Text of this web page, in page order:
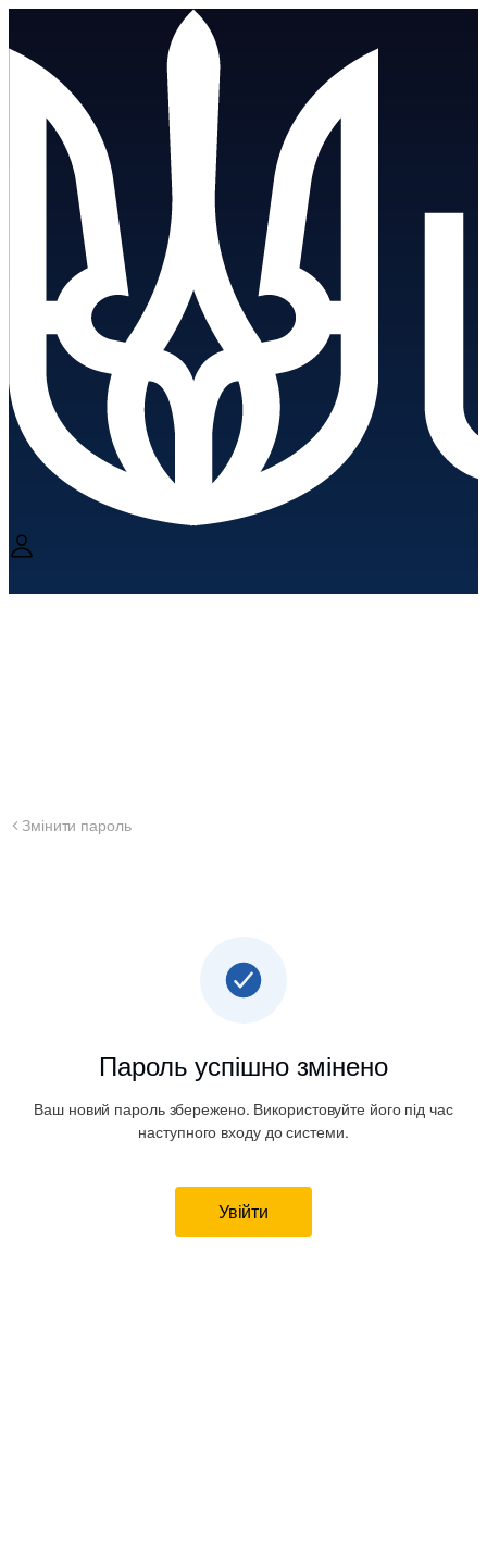
Змінити пароль
Пароль успішно змінено
Ваш новий пароль збережено. Використовуйте його під час
наступного входу до системи.
Увійти